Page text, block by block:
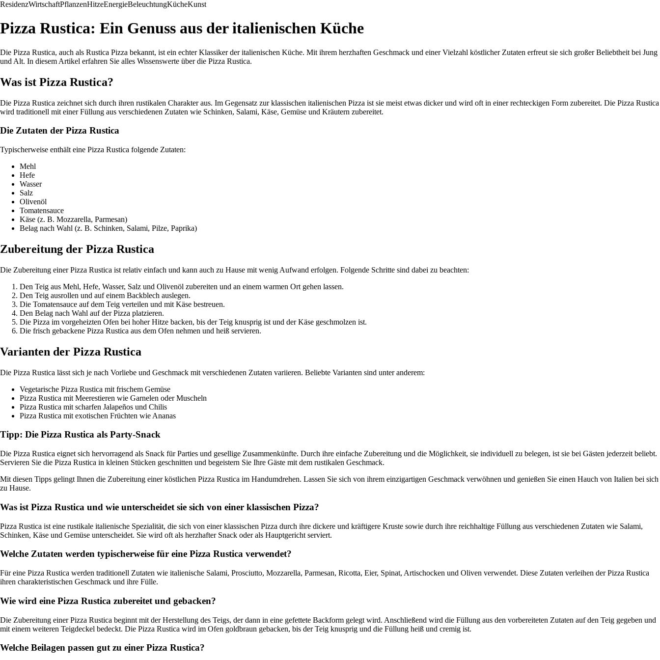
ResidenzWirtschaftPflanzenHitzeEnergieBeleuchtungKücheKunst
Pizza Rustica: Ein Genuss aus der italienischen Küche
Die Pizza Rustica, auch als Rustica Pizza bekannt, ist ein echter Klassiker der italienischen Küche. Mit ihrem herzhaften Geschmack und einer Vielzahl köstlicher Zutaten erfreut sie sich großer Beliebtheit bei Jung
und Alt. In diesem Artikel erfahren Sie alles Wissenswerte über die Pizza Rustica.
Was ist Pizza Rustica?
Die Pizza Rustica zeichnet sich durch ihren rustikalen Charakter aus. Im Gegensatz zur klassischen italienischen Pizza ist sie meist etwas dicker und wird oft in einer rechteckigen Form zubereitet. Die Pizza Rustica
wird traditionell mit einer Füllung aus verschiedenen Zutaten wie Schinken, Salami, Käse, Gemüse und Kräutern zubereitet.
Die Zutaten der Pizza Rustica
Typischerweise enthält eine Pizza Rustica folgende Zutaten:
Mehl
Hefe
Wasser
Salz
Olivenöl
Tomatensauce
Käse (z. B. Mozzarella, Parmesan)
Belag nach Wahl (z. B. Schinken, Salami, Pilze, Paprika)
Zubereitung der Pizza Rustica
Die Zubereitung einer Pizza Rustica ist relativ einfach und kann auch zu Hause mit wenig Aufwand erfolgen. Folgende Schritte sind dabei zu beachten:
Den Teig aus Mehl, Hefe, Wasser, Salz und Olivenöl zubereiten und an einem warmen Ort gehen lassen.
Den Teig ausrollen und auf einem Backblech auslegen.
Die Tomatensauce auf dem Teig verteilen und mit Käse bestreuen.
Den Belag nach Wahl auf der Pizza platzieren.
Die Pizza im vorgeheizten Ofen bei hoher Hitze backen, bis der Teig knusprig ist und der Käse geschmolzen ist.
Die frisch gebackene Pizza Rustica aus dem Ofen nehmen und heiß servieren.
Varianten der Pizza Rustica
Die Pizza Rustica lässt sich je nach Vorliebe und Geschmack mit verschiedenen Zutaten variieren. Beliebte Varianten sind unter anderem:
Vegetarische Pizza Rustica mit frischem Gemüse
Pizza Rustica mit Meerestieren wie Garnelen oder Muscheln
Pizza Rustica mit scharfen Jalapeños und Chilis
Pizza Rustica mit exotischen Früchten wie Ananas
Tipp: Die Pizza Rustica als Party-Snack
Die Pizza Rustica eignet sich hervorragend als Snack für Parties und gesellige Zusammenkünfte. Durch ihre einfache Zubereitung und die Möglichkeit, sie individuell zu belegen, ist sie bei Gästen jederzeit beliebt.
Servieren Sie die Pizza Rustica in kleinen Stücken geschnitten und begeistern Sie Ihre Gäste mit dem rustikalen Geschmack.
Mit diesen Tipps gelingt Ihnen die Zubereitung einer köstlichen Pizza Rustica im Handumdrehen. Lassen Sie sich von ihrem einzigartigen Geschmack verwöhnen und genießen Sie einen Hauch von Italien bei sich
zu Hause.
Was ist Pizza Rustica und wie unterscheidet sie sich von einer klassischen Pizza?
Pizza Rustica ist eine rustikale italienische Spezialität, die sich von einer klassischen Pizza durch ihre dickere und kräftigere Kruste sowie durch ihre reichhaltige Füllung aus verschiedenen Zutaten wie Salami,
Schinken, Käse und Gemüse unterscheidet. Sie wird oft als herzhafter Snack oder als Hauptgericht serviert.
Welche Zutaten werden typischerweise für eine Pizza Rustica verwendet?
Für eine Pizza Rustica werden traditionell Zutaten wie italienische Salami, Prosciutto, Mozzarella, Parmesan, Ricotta, Eier, Spinat, Artischocken und Oliven verwendet. Diese Zutaten verleihen der Pizza Rustica
ihren charakteristischen Geschmack und ihre Fülle.
Wie wird eine Pizza Rustica zubereitet und gebacken?
Die Zubereitung einer Pizza Rustica beginnt mit der Herstellung des Teigs, der dann in eine gefettete Backform gelegt wird. Anschließend wird die Füllung aus den vorbereiteten Zutaten auf den Teig gegeben und
mit einem weiteren Teigdeckel bedeckt. Die Pizza Rustica wird im Ofen goldbraun gebacken, bis der Teig knusprig und die Füllung heiß und cremig ist.
Welche Beilagen passen gut zu einer Pizza Rustica?